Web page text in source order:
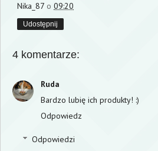
Nika_87 o 09:20
Udostępnij
4 komentarze:
Ruda
Bardzo lubię ich produkty! :)
Odpowiedz
Odpowiedzi